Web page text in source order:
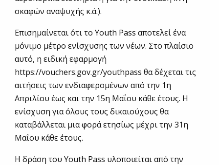
σκαφών αναψυχής κ.ά.).
Επισημαίνεται ότι το Youth Pass αποτελεί ένα
μόνιμο μέτρο ενίσχυσης των νέων. Στο πλαίσιο
αυτό, η ειδική εφαρμογή
https://vouchers.gov.gr/youthpass θα δέχεται τις
αιτήσεις των ενδιαφερομένων από την 1η
Απριλίου έως και την 15η Μαΐου κάθε έτους. Η
ενίσχυση για όλους τους δικαιούχους θα
καταβάλλεται μια φορά ετησίως μέχρι την 31η
Μαΐου κάθε έτους.
Η δράση του Youth Pass υλοποιείται από την